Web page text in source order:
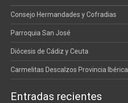
Consejo Hermandades y Cofradias
Parroquia San José
Diócesis de Cádiz y Ceuta
Carmelitas Descalzos Provincia Ibérica
Entradas recientes